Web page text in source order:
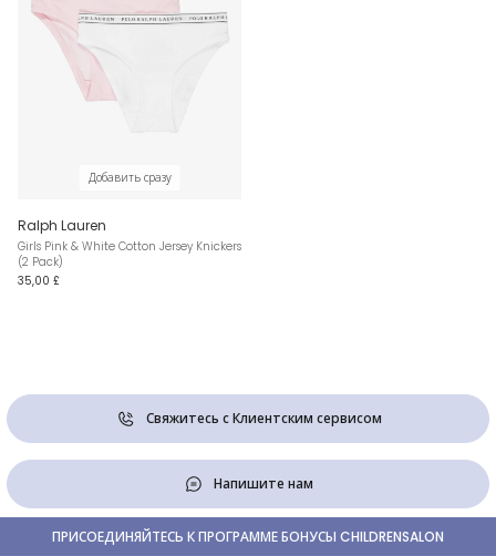
Добавить сразу
Ralph Lauren
Girls Pink & White Cotton Jersey Knickers
(2 Pack)
35,00 £
Свяжитесь с Клиентским сервисом
Напишите нам
ПРИСОЕДИНЯЙТЕСЬ К ПРОГРАММЕ БОНУСЫ CHILDRENSALON